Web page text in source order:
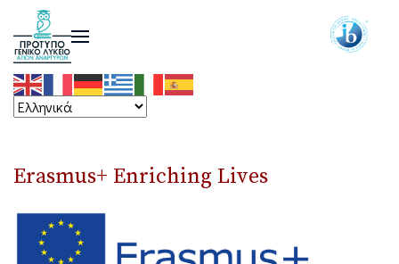
Erasmus+ Enriching Lives